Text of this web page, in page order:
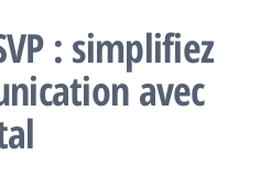
: simplifiez
avec